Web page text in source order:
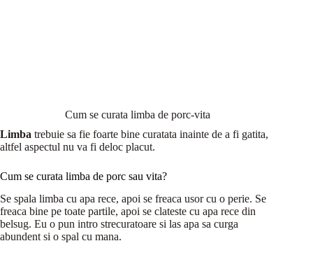
Cum se curata limba de porc-vita
Limba trebuie sa fie foarte bine curatata inainte de a fi gatita,
altfel aspectul nu va fi deloc placut.
Cum se curata limba de porc sau vita?
Se spala limba cu apa rece, apoi se freaca usor cu o perie. Se
freaca bine pe toate partile, apoi se clateste cu apa rece din
belsug. Eu o pun intro strecuratoare si las apa sa curga
abundent si o spal cu mana.